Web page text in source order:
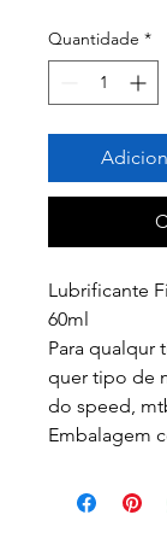
Quantidade *
Lubrificante
60ml
Para qualqur
quer tipo de
do speed,
Embalagem